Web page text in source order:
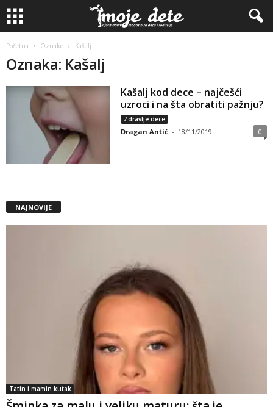
Početna Oznake Kašalj
Oznaka: Kašalj
Kašalj kod dece – najčešći
uzroci i na šta obratiti pažnju?
Zdravlje dece
Dragan Antić - 18/11/2019 0
NAJNOVIJE
Tatin i mamin kutak